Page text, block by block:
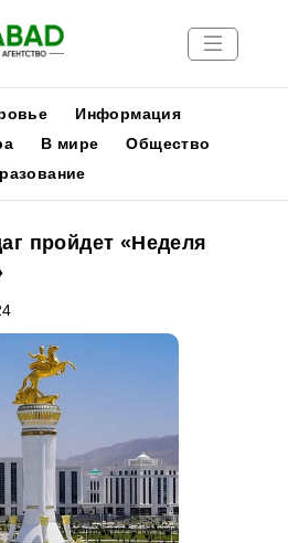
Информация
В мире
Общество
пройдет «Неделя